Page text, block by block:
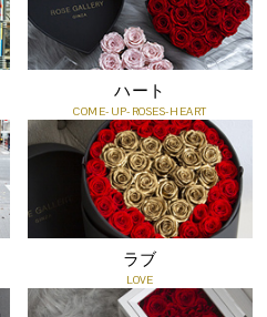
ください。
ハート
COME-UP-ROSES-HEART
ラブ
LOVE